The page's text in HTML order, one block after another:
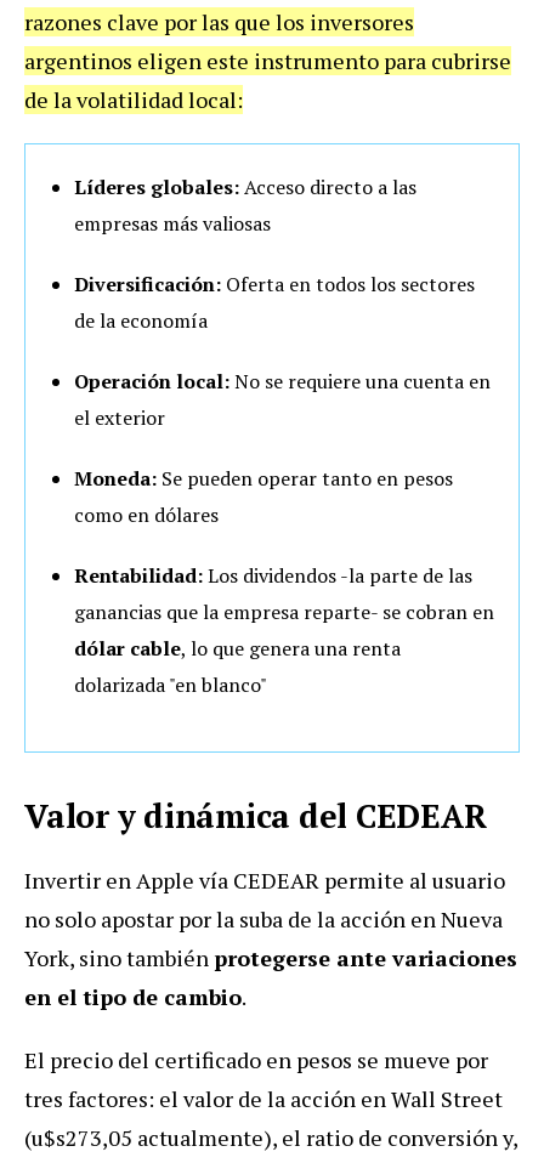
razones clave por las que los inversores
argentinos eligen este instrumento para cubrirse
de la volatilidad local:
Líderes globales:Acceso directo a las
empresas más valiosas
Diversificación: Oferta en todos los sectores
de la economía
Operación local:No se requiere una cuenta en
el exterior
Moneda: Se pueden operar tanto en pesos
como en dólares
Rentabilidad:Los dividendos -la parte de las
ganancias que la empresa reparte- se cobran en
dólar cable, lo que genera una renta
dolarizada "en blanco"
Valor y dinámica del CEDEAR
Invertir en Apple vía CEDEAR permite al usuario
no solo apostar por la suba de la acción en Nueva
York, sino tambiénprotegerse ante variaciones
en el tipo de cambio.
El precio del certificado en pesos se mueve por
tres factores: el valor de la acción en Wall Street
(u$s273,05 actualmente), el ratio de conversión y,